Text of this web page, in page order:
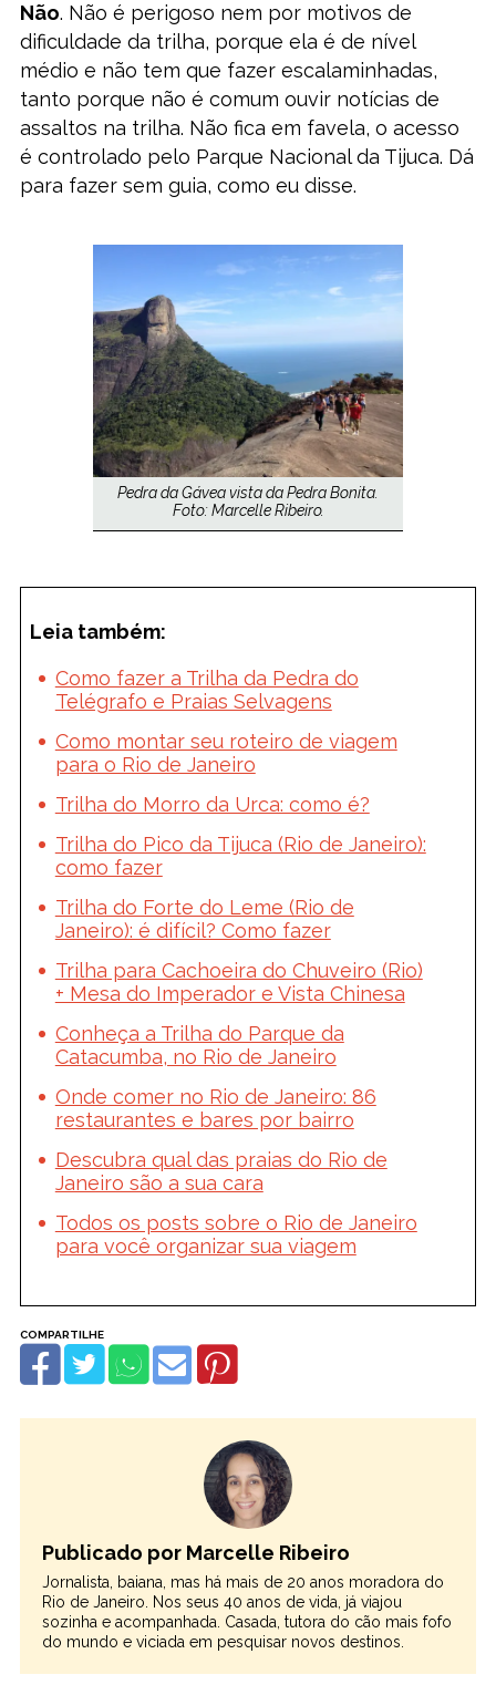
Não. Não é perigoso nem por motivos de
dificuldade da trilha, porque ela é de nível
médio e não tem que fazer escalaminhadas,
tanto porque não é comum ouvir notícias de
assaltos na trilha. Não fica em favela, o acesso
é controlado pelo Parque Nacional da Tijuca. Dá
para fazer sem guia, como eu disse.
Pedra da Gávea vista da Pedra Bonita.
Foto: Marcelle Ribeiro.
Leia também:
Como fazer a Trilha da Pedra do
Telégrafo e Praias Selvagens
Como montar seu roteiro de viagem
para o Rio de Janeiro
Trilha do Morro da Urca: como é?
Trilha do Pico da Tijuca (Rio de Janeiro):
como fazer
Trilha do Forte do Leme (Rio de
Janeiro): é difícil? Como fazer
Trilha para Cachoeira do Chuveiro (Rio)
+ Mesa do Imperador e Vista Chinesa
Conheça a Trilha do Parque da
Catacumba, no Rio de Janeiro
Onde comer no Rio de Janeiro: 86
restaurantes e bares por bairro
Descubra qual das praias do Rio de
Janeiro são a sua cara
Todos os posts sobre o Rio de Janeiro
para você organizar sua viagem
Publicado por Marcelle Ribeiro
Jornalista, baiana, mas há mais de 20 anos moradora do
Rio de Janeiro. Nos seus 40 anos de vida, já viajou
sozinha e acompanhada. Casada, tutora do cão mais fofo
do mundo e viciada em pesquisar novos destinos.